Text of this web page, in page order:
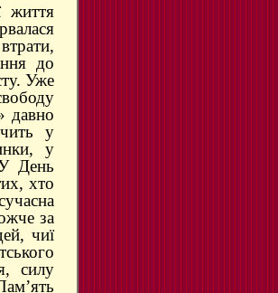
життя
до
Уже
давно
у
у
День
хто
за
чиї
силу